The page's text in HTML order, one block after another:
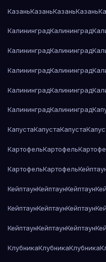
КазаньКазаньКазаньКазань
КалининградКалининград
КалининградКалининград
КалининградКалининград
КалининградКалининград
КалининградКалининград
КапустаКапустаКапуста
КартофельКартофель
КартофельКартофель
КейптаунКейптаунКейптаун
КейптаунКейптаунКейптаун
КейптаунКейптаунКейптаун
КлубникаКлубникаКлубника